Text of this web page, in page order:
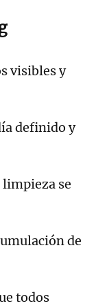
visibles y
definido y
limpieza se
de
todos